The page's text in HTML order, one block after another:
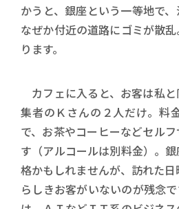
かうと、銀座という一等地で、
なぜか付近の道路にゴミが散
ります。
カフェに入ると、お客は私
集者のＫさんの２人だけ。料
で、お茶やコーヒーなどセル
す（アルコールは別料金）。
格かもしれませんが、訪れた
らしきお客がいないのが残念